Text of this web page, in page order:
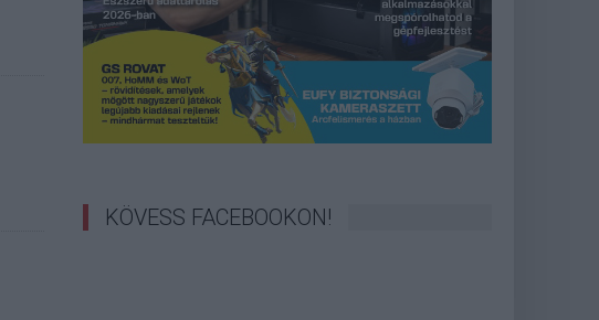
KÖVESS FACEBOOKON!